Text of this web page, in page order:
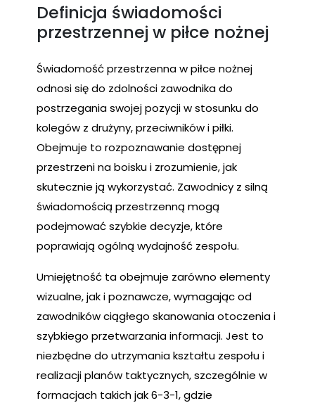
Definicja świadomości
przestrzennej w piłce nożnej
Świadomość przestrzenna w piłce nożnej
odnosi się do zdolności zawodnika do
postrzegania swojej pozycji w stosunku do
kolegów z drużyny, przeciwników i piłki.
Obejmuje to rozpoznawanie dostępnej
przestrzeni na boisku i zrozumienie, jak
skutecznie ją wykorzystać. Zawodnicy z silną
świadomością przestrzenną mogą
podejmować szybkie decyzje, które
poprawiają ogólną wydajność zespołu.
Umiejętność ta obejmuje zarówno elementy
wizualne, jak i poznawcze, wymagając od
zawodników ciągłego skanowania otoczenia i
szybkiego przetwarzania informacji. Jest to
niezbędne do utrzymania kształtu zespołu i
realizacji planów taktycznych, szczególnie w
formacjach takich jak 6-3-1, gdzie